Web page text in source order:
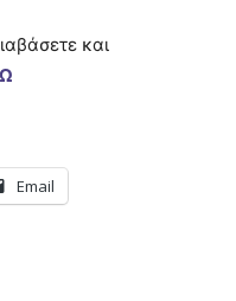
και
Email